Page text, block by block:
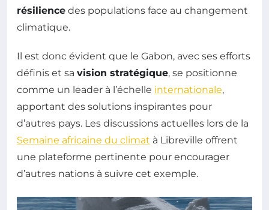
résilience des populations face au changement
climatique.
Il est donc évident que le Gabon, avec ses efforts
définis et sa vision stratégique, se positionne
comme un leader à l’échelle internationale,
apportant des solutions inspirantes pour
d’autres pays. Les discussions actuelles lors de la
Semaine africaine du climat à Libreville offrent
une plateforme pertinente pour encourager
d’autres nations à suivre cet exemple.